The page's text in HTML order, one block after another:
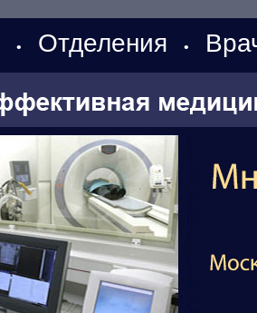
• Отделения •